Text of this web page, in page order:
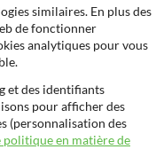
✔
de signalisation en acier
- 3600mm au-
similaires. En plus des
de fonctionner
analytiques pour vous
et des identifiants
pour afficher des
(personnalisation des
politique en matière de